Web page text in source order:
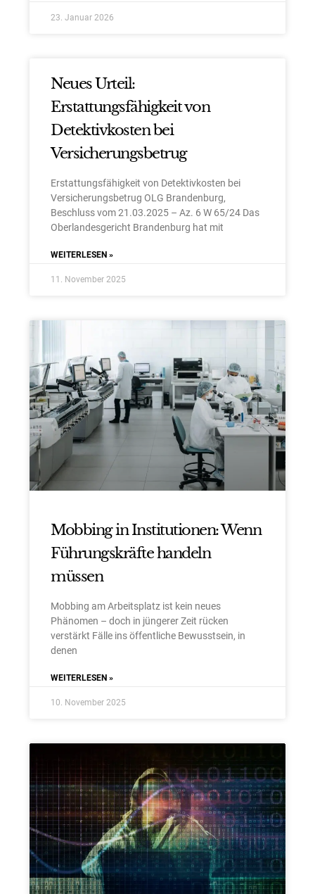
23. Januar 2026
Neues Urteil:
Erstattungsfähigkeit von
Detektivkosten bei
Versicherungsbetrug
Erstattungsfähigkeit von Detektivkosten bei
Versicherungsbetrug OLG Brandenburg,
Beschluss vom 21.03.2025 – Az. 6 W 65/24 Das
Oberlandesgericht Brandenburg hat mit
WEITERLESEN »
11. November 2025
Mobbing in Institutionen: Wenn
Führungskräfte handeln
müssen
Mobbing am Arbeitsplatz ist kein neues
Phänomen – doch in jüngerer Zeit rücken
verstärkt Fälle ins öffentliche Bewusstsein, in
denen
WEITERLESEN »
10. November 2025